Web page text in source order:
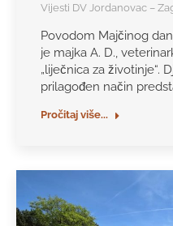
Vijesti DV Jordanovac –
Povodom Majčinog
je majka A. D.,
„liječnica za životinje“.
prilagođen način
Pročitaj više...